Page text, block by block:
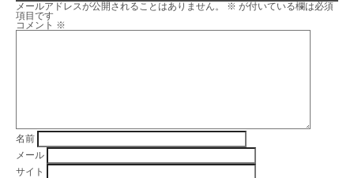
メールアドレスが公開されることはありません。 ※ が付いている欄は必須
項目です
コメント ※
名前
メール
サイト